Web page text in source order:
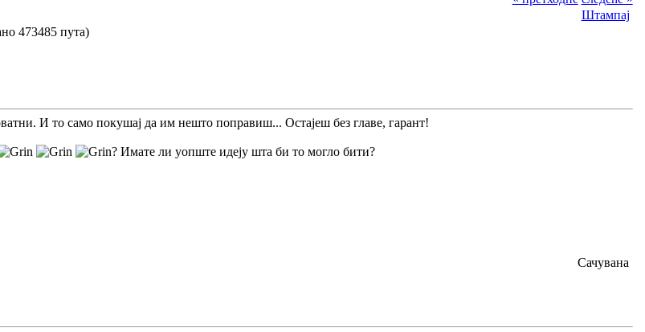
Штампај
473485 пута)
И то само покушај да им нешто поправиш... Остајеш без главе, гарант!
? Имате ли уопште идеју шта би то могло бити?
Сачувана